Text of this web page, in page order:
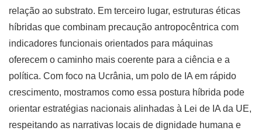
relação ao substrato. Em terceiro lugar, estruturas éticas
híbridas que combinam precaução antropocêntrica com
indicadores funcionais orientados para máquinas
oferecem o caminho mais coerente para a ciência e a
política. Com foco na Ucrânia, um polo de IA em rápido
crescimento, mostramos como essa postura híbrida pode
orientar estratégias nacionais alinhadas à Lei de IA da UE,
respeitando as narrativas locais de dignidade humana e